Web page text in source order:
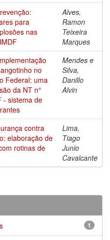
para
nas
Alves,
Ramon
Teixeira
Marques
no
Federal: uma
da NT n°
- sistema de
Mendes e
Silva,
Danillo
Alvin
contra
elaboração de
rotinas de
Lima,
Tiago
Junio
Cavalcante
1